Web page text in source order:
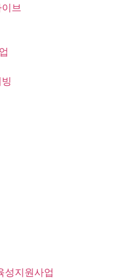
브
성지원사업